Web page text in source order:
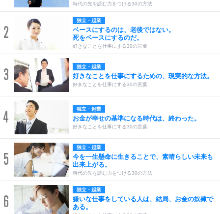
時代の先を読む力をつける30の方法
2
独立・起業
ベースにするのは、老後ではない。
死をベースにするのだ。
好きなことを仕事にする30の言葉
3 独立・起業
好きなことを仕事にするための、現実的な方法。
好きなことを仕事にする30の言葉
4 独立・起業
お金が幸せの基準になる時代は、終わった。
好きなことを仕事にする30の言葉
5
独立・起業
今を一生懸命に生きることで、素晴らしい未来も
出来上がる。
時代の先を読む力をつける30の方法
6
独立・起業
嫌いな仕事をしている人は、結局、お金の奴隷で
ある。